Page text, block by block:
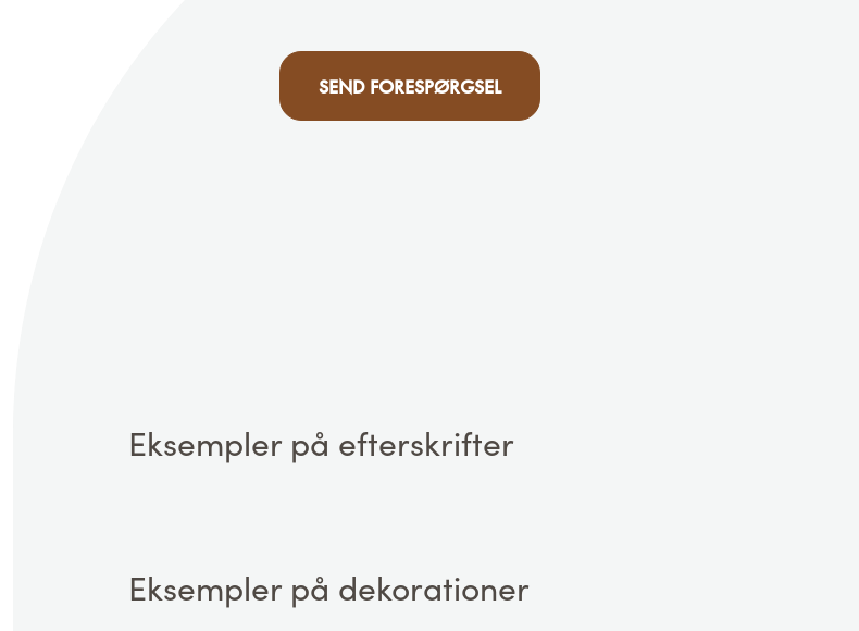
SEND FORESPØRGSEL
Eksempler på efterskrifter
Eksempler på dekorationer